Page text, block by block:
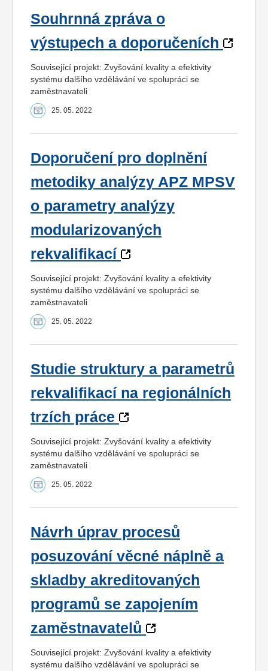
Souhrnná zpráva o
výstupech a doporučeních
Související projekt: Zvyšování kvality a efektivity
systému dalšího vzdělávání ve spolupráci se
zaměstnavateli
25. 05. 2022
Doporučení pro doplnění
metodiky analýzy APZ MPSV
o parametry analýzy
modularizovaných
rekvalifikací
Související projekt: Zvyšování kvality a efektivity
systému dalšího vzdělávání ve spolupráci se
zaměstnavateli
25. 05. 2022
Studie struktury a parametrů
rekvalifikací na regionálních
trzích práce
Související projekt: Zvyšování kvality a efektivity
systému dalšího vzdělávání ve spolupráci se
zaměstnavateli
25. 05. 2022
Návrh úprav procesů
posuzování věcné náplně a
skladby akreditovaných
programů se zapojením
zaměstnavatelů
Související projekt: Zvyšování kvality a efektivity
systému dalšího vzdělávání ve spolupráci se